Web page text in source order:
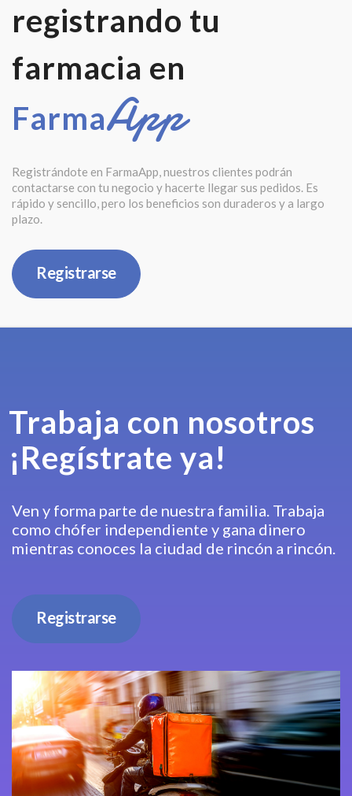
registrando tu
farmacia en
FarmaApp
Registrándote en FarmaApp, nuestros clientes podrán
contactarse con tu negocio y hacerte llegar sus pedidos. Es
rápido y sencillo, pero los beneficios son duraderos y a largo
plazo.
Registrarse
Trabaja con nosotros
¡Regístrate ya!
Ven y forma parte de nuestra familia. Trabaja
como chófer independiente y gana dinero
mientras conoces la ciudad de rincón a rincón.
Registrarse